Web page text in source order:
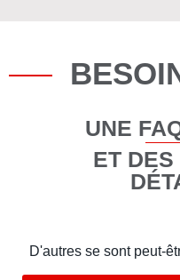
UNE
ET
D'autres se sont peut-